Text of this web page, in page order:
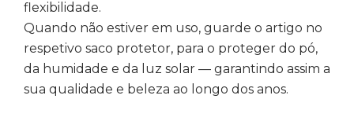
flexibilidade.
Quando não estiver em uso, guarde o artigo no
respetivo saco protetor, para o proteger do pó,
da humidade e da luz solar — garantindo assim a
sua qualidade e beleza ao longo dos anos.